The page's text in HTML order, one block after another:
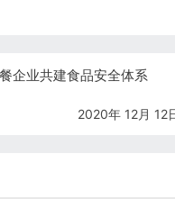
企业共建食品安全体系
2020年 12月 12